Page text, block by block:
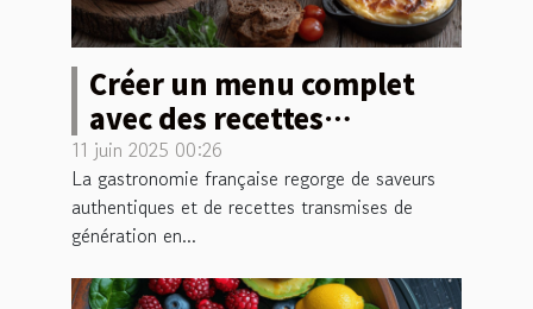
Créer un menu complet
avec des recettes
françaises traditionnelles
11 juin 2025 00:26
La gastronomie française regorge de saveurs
authentiques et de recettes transmises de
génération en...